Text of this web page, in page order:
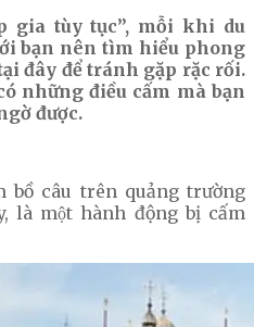
gia tùy tục”, mỗi khi du
bạn nên tìm hiểu phong
đây để tránh gặp rặc rối.
những điều cấm mà bạn
được.
bồ câu trên quảng trường
là một hành động bị cấm